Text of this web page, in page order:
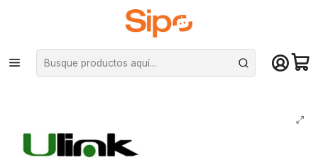
¡Compra hasta mediodía y recibe hoy! De lunes a sábado en el gran
Santiago. Envío gratis desde $29.990
Inicio Monitores Adaptadores de vídeo
Conversor Adaptador de Video Display Port Macho a HDMI Hembra -
Ulink